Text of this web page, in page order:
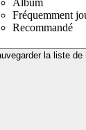
Fréquemment
Recommandé
la liste